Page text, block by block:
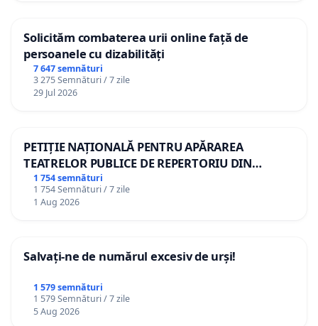
Solicităm combaterea urii online față de
persoanele cu dizabilități
7 647 semnături
3 275 Semnături / 7 zile
29 Jul 2026
PETIȚIE NAȚIONALĂ PENTRU APĂRAREA
TEATRELOR PUBLICE DE REPERTORIU DIN
ROMÂNIA
1 754 semnături
1 754 Semnături / 7 zile
1 Aug 2026
Salvați-ne de numărul excesiv de urși!
1 579 semnături
1 579 Semnături / 7 zile
5 Aug 2026